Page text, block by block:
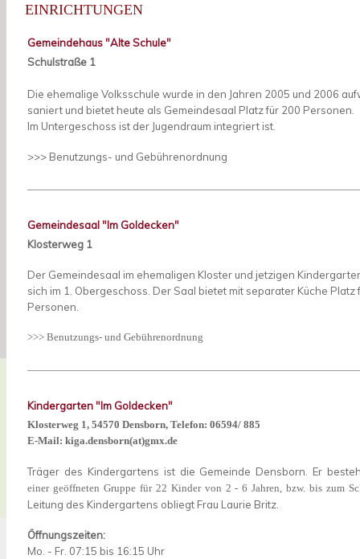
EINRICHTUNGEN
Gemeindehaus "Alte Schule"
Schulstraße 1
Die ehemalige Volksschule wurde in den Jahren 2005 und 2006
saniert und bietet heute als Gemeindesaal Platz für 200 Personen.
Im Untergeschoss ist der Jugendraum integriert ist.
>>> Benutzungs- und Gebührenordnung
Gemeindesaal "Im Goldecken"
Klosterweg 1
Der Gemeindesaal im ehemaligen Kloster und jetzigen
sich im 1. Obergeschoss. Der Saal bietet mit separater Küche Platz
Personen.
>>> Benutzungs- und Gebührenordnung
Kindergarten "Im Goldecken"
Klosterweg 1, 54570 Densborn, Telefon: 06594/ 885
E-Mail: kiga.densborn(at)gmx.de
Träger des Kindergartens ist die Gemeinde Densborn. Er
einer geöffneten Gruppe für 22 Kinder von 2 - 6 Jahren, bzw. bis zum
Leitung des Kindergartens obliegt Frau Laurie Britz.
Öffnungszeiten:
Mo. - Fr. 07:15 bis 16:15 Uhr